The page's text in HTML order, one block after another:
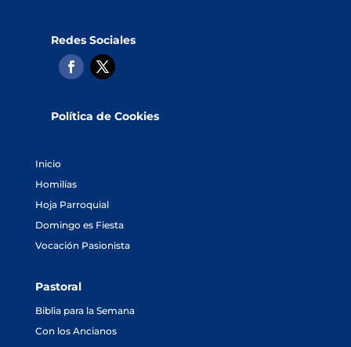
Redes Sociales
Política de Cookies
Inicio
Homilías
Hoja Parroquial
Domingo es Fiesta
Vocación Pasionista
Pastoral
Biblia para la Semana
Con los Ancianos